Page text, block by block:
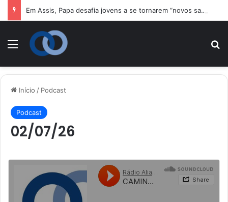
Em Assis, Papa desafia jovens a se tornarem “novos santos” e construtores da fraternidade
Menu
Início / Podcast
Podcast
02/07/26